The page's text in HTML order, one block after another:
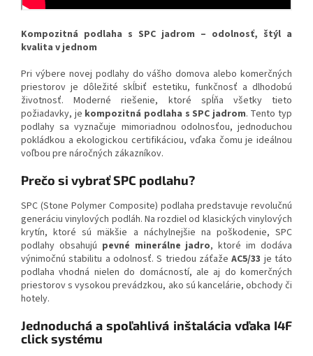
Kompozitná podlaha s SPC jadrom – odolnosť, štýl a
kvalita v jednom
Pri výbere novej podlahy do vášho domova alebo komerčných
priestorov je dôležité skĺbiť estetiku, funkčnosť a dlhodobú
životnosť. Moderné riešenie, ktoré spĺňa všetky tieto
požiadavky, je kompozitná podlaha s SPC jadrom. Tento typ
podlahy sa vyznačuje mimoriadnou odolnosťou, jednoduchou
pokládkou a ekologickou certifikáciou, vďaka čomu je ideálnou
voľbou pre náročných zákazníkov.
Prečo si vybrať SPC podlahu?
SPC (Stone Polymer Composite) podlaha predstavuje revolučnú
generáciu vinylových podláh. Na rozdiel od klasických vinylových
krytín, ktoré sú mäkšie a náchylnejšie na poškodenie, SPC
podlahy obsahujú pevné minerálne jadro, ktoré im dodáva
výnimočnú stabilitu a odolnosť. S triedou záťažeAC5/33 je táto
podlaha vhodná nielen do domácností, ale aj do komerčných
priestorov s vysokou prevádzkou, ako sú kancelárie, obchody či
hotely.
Jednoduchá a spoľahlivá inštalácia vďaka I4F
click systému